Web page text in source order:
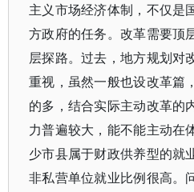
主义市场经济体制，不仅是
方政府的任务。改革需要顶
层探路。过去，地方规划对
重视，虽然一般也设改革篇
的多，结合实际主动改革的
力普遍较大，能不能主动在
少市县属于财政供养型的就
非私营单位就业比例很高。